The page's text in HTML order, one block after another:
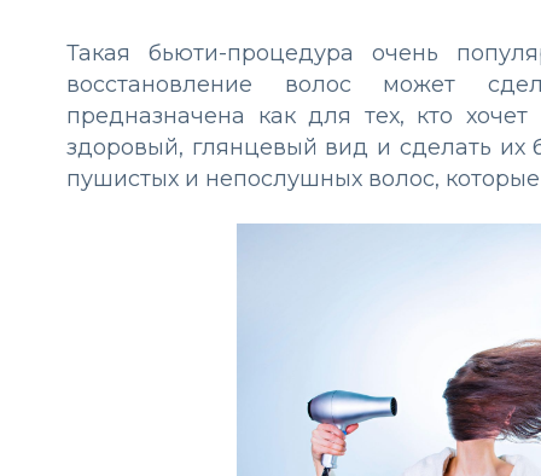
Такая бьюти-процедура очень
восстановление волос может
предназначена как для тех, кто
здоровый, глянцевый вид и сделать их
пушистых и непослушных волос,